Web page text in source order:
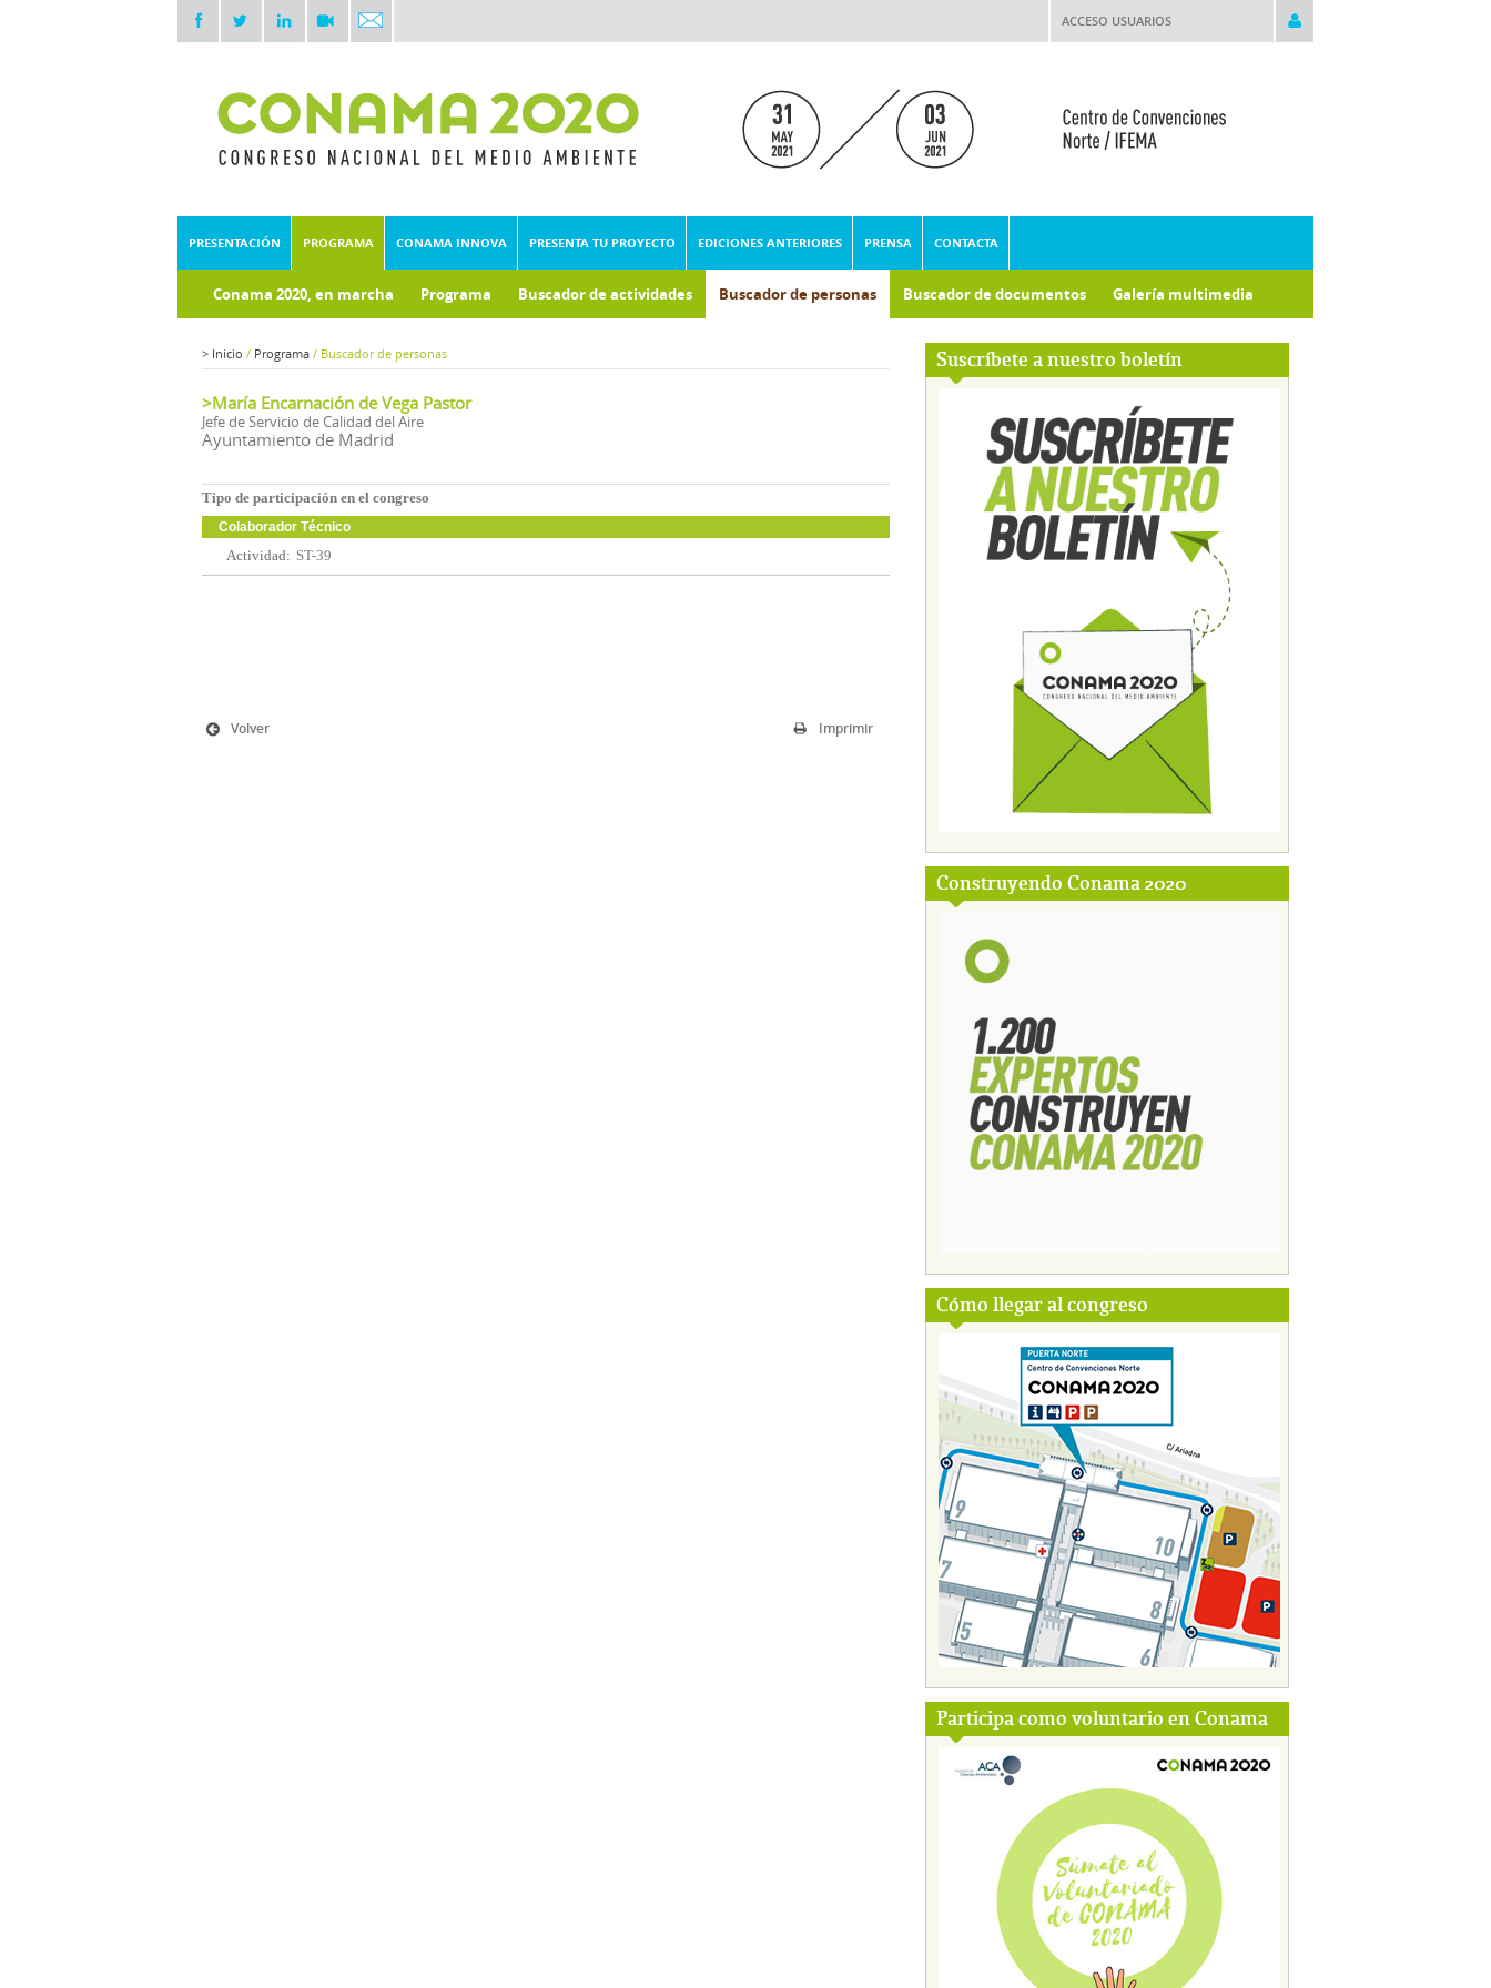
ACCESO USUARIOS
PRESENTACIÓN PROGRAMA CONAMA INNOVA PRESENTA TU PROYECTO EDICIONES ANTERIORES PRENSA CONTACTA
Conama 2020, en marcha Programa Buscador de actividades Buscador de personas Buscador de documentos Galería multimedia
Suscríbete a nuestro boletín
Construyendo Conama 2020
Cómo llegar al congreso
Participa como voluntario en Conama
> Inicio / Programa / Buscador de personas
>María Encarnación de Vega Pastor
Jefe de Servicio de Calidad del Aire
Ayuntamiento de Madrid
Tipo de participación en el congreso
Colaborador Técnico
Actividad: ST-39
Imprimir
Volver